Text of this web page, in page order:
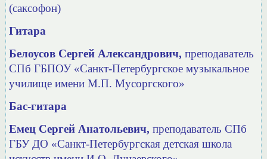
(саксофон)
Гитара
Белоусов Сергей Александрович,преподаватель
СПб ГБПОУ «Санкт-Петербургское музыкальное
училище имени М.П. Мусоргского»
Бас-гитара
Емец Сергей Анатольевич,преподаватель СПб
ГБУ ДО «Санкт-Петербургская детская школа